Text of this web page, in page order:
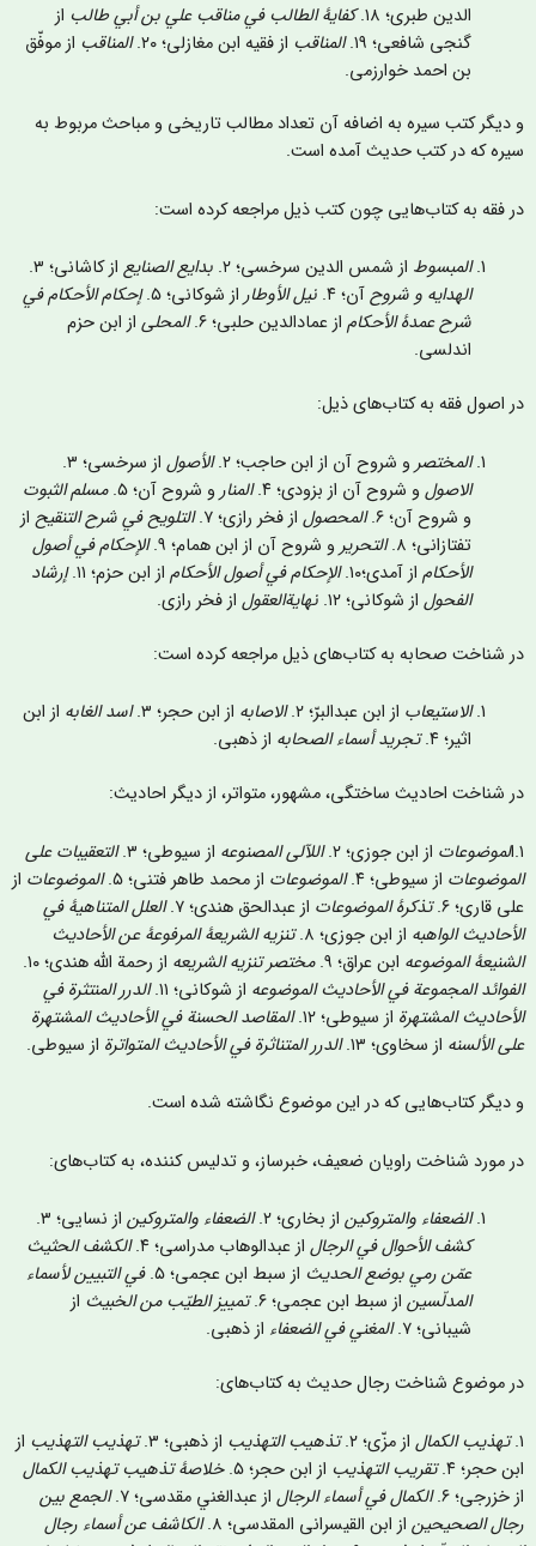
الدین طبری؛ ۱۸.
کفايۀ الطالب في مناقب علي بن أبي طالباز
گنجی شافعی؛ ۱۹.
المناقباز فقيه ابن مغازلی؛ ۲۰. المناقباز موفّق
بن احمد خوارزمی.
دیگر کتب سیره به اضافه آن تعداد مطالب تاریخی و مباحث مربوط به
که در کتب حدیث آمده است.
فقه به کتاب‌‌هایی چون کتب ذیل مراجعه کرده است:
المبسوطاز شمس الدین سرخسی؛ ۲. بدایع الصنايعاز کاشانی؛ ٣.
الهدایه و شروحآن؛ ۴. نيل الأوطاراز شوکانی؛ ۵.
إحکام الأحکام في
شرح عمدۀ الأحکاماز عمادالدین حلبی؛ ۶. المحلیاز ابن حزم
اندلسی.
اصول فقه به کتاب‌های ذیل:
المختصرو شروح آن از ابن حاجب؛ ٢. الأصولاز سرخسی؛ ۳.
الاصولو شروح آن از بزودی؛ ۴. المنارو شروح آن؛ ۵.
مسلم الثبوت
و شروح آن؛ ۶.
المحصولاز فخر رازی؛ ٧. التلويح في شرح التنقيحاز
تفتازانی؛ ۸.
التحریرو شروح آن از ابن همام؛ ۹.
الإحکام في أصول
الأحکاماز آمدی؛۱۰. الإحکام في أصول الأحکاماز ابن حزم؛ ۱۱.
إرشاد
الفحولاز شوکانی؛ ۱۲. نهاية‌العقولاز فخر رازی.
شناخت صحابه به کتاب‌های ذیل مراجعه کرده است:
الاستيعاباز ابن عبدالبرّ؛ ۲. الاصابهاز ابن حجر؛ ۳. اسد الغابهاز ابن
اثیر؛ ۴.
تجريد أسماء الصحابهاز ذهبی.
شناخت احادیث ساختگی، مشهور، متواتر، از دیگر احادیث:
لموضوعاتاز ابن جوزی؛ ۲. اللآلی المصنوعهاز سیوطی؛ ٣.
التعقيبات على
از سیوطی؛ ۴. الموضوعاتاز محمد طاهر فتنی؛ ۵. الموضوعاتاز
قاری؛ ۶.
تذکرۀ الموضوعاتاز عبدالحق هندی؛ ۷.
العلل المتناهيۀ في
الواهبهاز ابن جوزی؛ ۸.
تنزيه الشريعۀ المرفوعۀ عن الأحاديث
الموضوعهابن عراق؛ ۹. مختصر تنزيه الشریعهاز رحمة الله هندی؛ ۱۰.
المجموعة في الأحاديث الموضوعهاز شوکانی؛ ۱۱.
الدرر المنتثرة في
المشتهرةاز سیوطی؛ ۱۲.
المقاصد الحسنة في الأحاديث المشتهرة
الألسنهاز سخاوی؛ ۱۳. الدرر المتناثرة في الأحاديث المتواترةاز سیوطی.
دیگر کتاب‌‌هایی که در این موضوع نگاشته شده است.
مورد شناخت راویان ضعیف، خبرساز، و تدلیس کننده، به کتاب‌های:
الضعفاء والمتروکیناز بخاری؛ ٢. الضعفاء والمتروکیناز نسایی؛ ٣.
کشف الأحوال في الرجالاز عبدالوهاب مدراسی؛ ۴.
الکشف الحثيث
عمّن رمي بوضع الحديثاز سبط ابن عجمی؛ ۵.
في التبيين لأسماء
المدلّسیناز سبط ابن عجمی؛ ۶. تمييز الطيّب من الخبیثاز
شیبانی؛ ۷.
المغني في الضعفاءاز ذهبی.
موضوع شناخت رجال حدیث به کتاب‌های:
تهذيب الکمالاز مزّی؛ ۲. تذهيب التهذيباز ذهبی؛ ٣. تهذيب التهذيباز
حجر؛ ۴.
تقريب التهذيباز ابن حجر؛ ۵.
خلاصۀ تذهيب تهذيب الکمال
خزرجی؛ ۶.
الکمال في أسماء الرجالاز عبدالغني مقدسی؛ ۷.
الجمع بين
الصحيحيناز ابن القيسرانی المقدسی؛ ۸.
الکاشف عن أسماء رجال